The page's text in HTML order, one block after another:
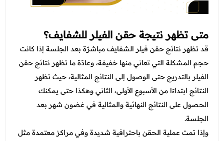
متى تظهر نتيجة حقن الفيلر للشفايف؟
قد تظهر نتائج حقن فيلر الشفايف مباشرًة بعد الجلسة إذا كانت
حجم المشكلة التي تعاني منها خفيفة، وعادًة ما تظهر نتائج حقن
الفيلر بالتدريج حتى الوصول إلى النتائج المثالية، حيث تظهر
النتائج ابتداءًا من الأسبوع الأولى، الثاني وهكذا حتى يمكنك
الحصول على النتائج النهائية والمثالية في غضون شهر بعد
الجلسة.
وإذا تمت عملية الحقن باحترافية شديدة وفي مراكز معتمدة مثل